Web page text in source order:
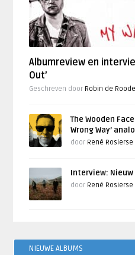
Albumreview en
Out’
Geschreven door Robin de Roode
The Wooden
Wrong Way’
door René Rosierse
Interview: Nieuw
door René Rosierse
NIEUWE ALBUMS